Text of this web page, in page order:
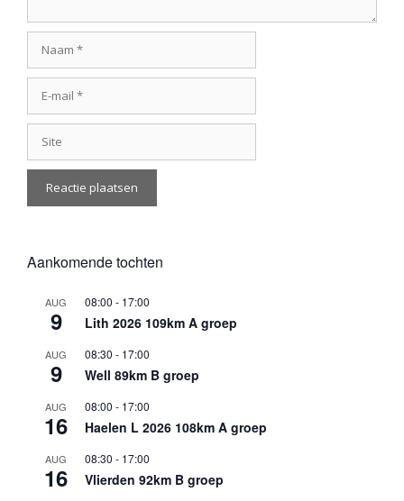
mail
Aankomende tochten
AUG
9
08:00 - 17:00
Lith 2026 109km A groep
AUG
9
08:30 - 17:00
Well 89km B groep
AUG
16
08:00 - 17:00
Haelen L 2026 108km A groep
AUG
16
08:30 - 17:00
Vlierden 92km B groep